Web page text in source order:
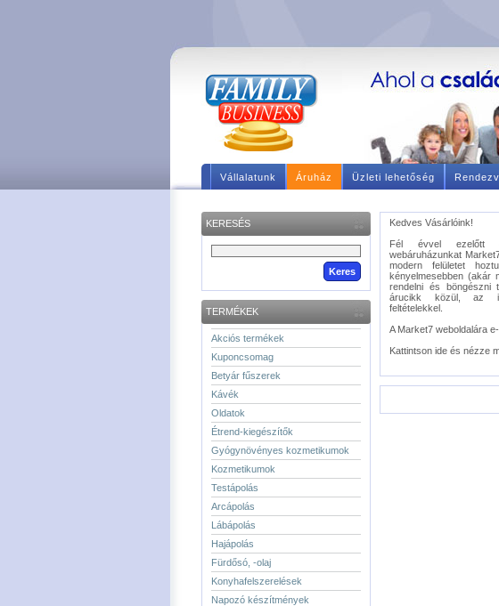
Vállalatunk Áruház Üzleti lehetőség
KERESÉS
TERMÉKEK
Akciós termékek
Kuponcsomag
Betyár fűszerek
Kávék
Oldatok
Étrend-kiegészítők
Gyógynövényes kozmetikumok
Kozmetikumok
Testápolás
Arcápolás
Lábápolás
Hajápolás
Fürdősó, -olaj
Konyhafelszerelések
Napozó készítmények
Kedves Vásárlóink!
Fél évvel ezelőtt
webáruházunkat
modern felületet
kényelmesebben (akár
rendelni és böngészni
árucikk közül, az
feltételekkel.
A Market7 weboldalára
Kattintson ide és nézze